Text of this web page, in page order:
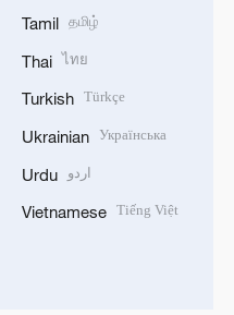
Tamil தமிழ்
Thai ไทย
Turkish Türkçe
Ukrainian Українська
Urdu اردو
Vietnamese Tiếng Việt